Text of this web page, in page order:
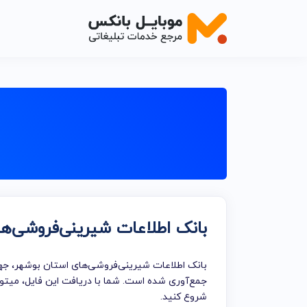
اصناف
اصناف
اصناف
خدمات
بانک اطلاعات
بانک اطلاعات شیرینی‌فروشی‌های استان بوشهر،
جمع‌آوری شده است. شما با دریافت این فایل،
شروع کنید.